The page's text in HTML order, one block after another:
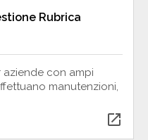
Rubrica
con ampi
manutenzioni,
open_in_new